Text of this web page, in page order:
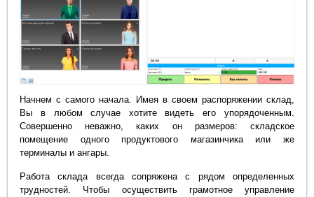
Начнем с самого начала. Имея в своем распоряжении склад,
Вы в любом случае хотите видеть его упорядоченным.
Совершенно неважно, каких он размеров: складское
помещение одного продуктового магазинчика или же
терминалы и ангары.
Работа склада всегда сопряжена с рядом определенных
трудностей. Чтобы осуществить грамотное управление